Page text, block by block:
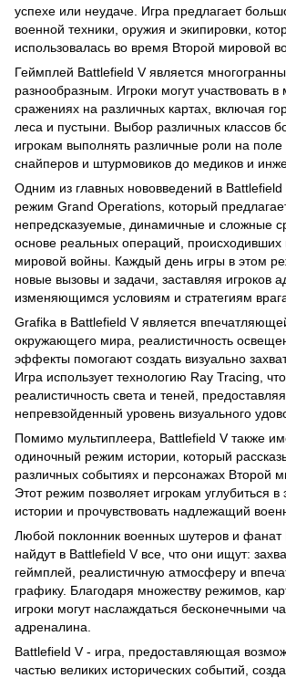
успехе или неудаче. Игра предлагает
военной техники, оружия и экипировки,
использовалась во время Второй мировой
Геймплей Battlefield V является
разнообразным. Игроки могут участвовать
сражениях на различных картах, включая
леса и пустыни. Выбор различных классов
игрокам выполнять различные роли на поле
снайперов и штурмовиков до медиков и
Одним из главных нововведений в Battlefield
режим Grand Operations, который
непредсказуемые, динамичные и сложные
основе реальных операций, происходивших
мировой войны. Каждый день игры в этом
новые вызовы и задачи, заставляя игроков
изменяющимся условиям и стратегиям
Grafika в Battlefield V является
окружающего мира, реалистичность
эффекты помогают создать визуально
Игра использует технологию Ray Tracing,
реалистичность света и теней,
непревзойденный уровень визуального
Помимо мультиплеера, Battlefield V также
одиночный режим истории, который
различных событиях и персонажах Второй
Этот режим позволяет игрокам углубиться в
истории и прочувствовать надлежащий
Любой поклонник военных шутеров и фанат
найдут в Battlefield V все, что они ищут:
геймплей, реалистичную атмосферу и
графику. Благодаря множеству режимов,
игроки могут наслаждаться бесконечными
адреналина.
Battlefield V - игра, предоставляющая
частью великих исторических событий,